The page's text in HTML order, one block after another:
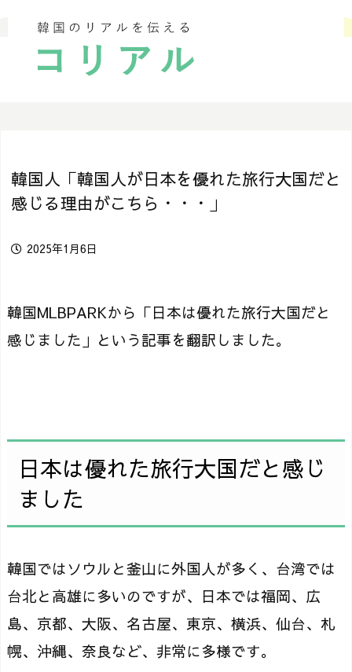
韓国人「韓国人が日本を優れた旅行大国だと
感じる理由がこちら・・・」
2025年1月6日
韓国MLBPARKから「日本は優れた旅行大国だと
感じました」という記事を翻訳しました。
日本は優れた旅行大国だと感じ
ました
韓国ではソウルと釜山に外国人が多く、台湾では
台北と高雄に多いのですが、日本では福岡、広
島、京都、大阪、名古屋、東京、横浜、仙台、札
幌、沖縄、奈良など、非常に多様です。